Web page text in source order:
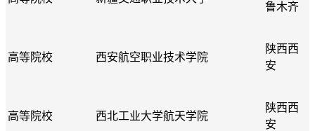
鲁木齐
高等院校 西安航空职业技术学院
陕西西
安
高等院校 西北工业大学航天学院
陕西西
安